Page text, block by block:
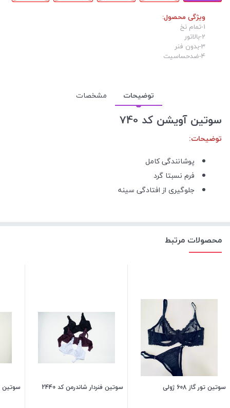
ویژگی محصول:
1-تمام نخ
2-بالاتور
3-بدون فنر
4-ضدحساسیت
توضیحات مشخصات
سوتین آویشن کد 740
توضیحات:
پوشانندگی کامل
فرم نسبتا گرد
جلوگیری از افتادگی سینه
محصولات مرتبط
سوتین تور گاز 608 ژولی سوتین فنردار شاندرمن کد 2440 سوتین